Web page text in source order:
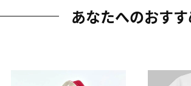
あなたへのおす